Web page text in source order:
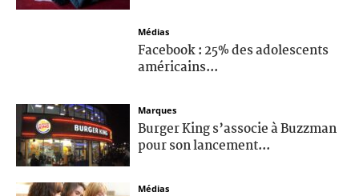
Médias
Facebook : 25% des adolescents
américains...
Marques
Burger King s’associe à Buzzman
pour son lancement...
Médias